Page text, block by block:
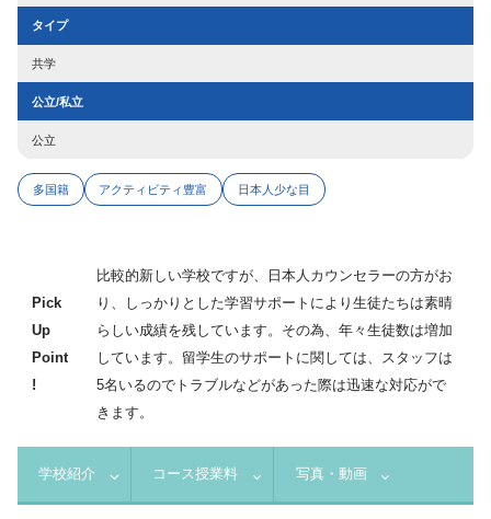
タイプ
共学
公立/私立
公立
多国籍 アクティビティ豊富 日本人少な目
Pick
Up
Point
!
比較的新しい学校ですが、日本人カウンセラーの方がお
り、しっかりとした学習サポートにより生徒たちは素晴
らしい成績を残しています。その為、年々生徒数は増加
しています。留学生のサポートに関しては、スタッフは
5名いるのでトラブルなどがあった際は迅速な対応がで
きます。
学校紹介 コース授業料 写真・動画